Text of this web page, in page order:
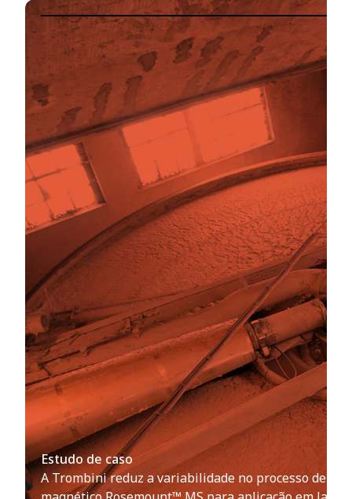
Estudo de caso
A Trombini reduz a variabilidade no processo de